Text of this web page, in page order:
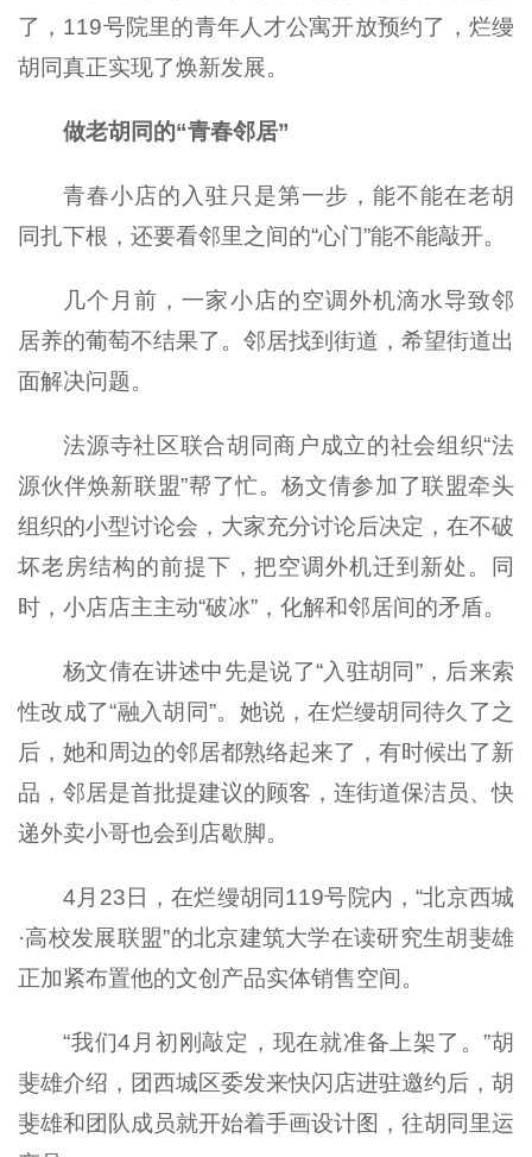
了，119号院里的青年人才公寓开放预约了，烂缦
胡同真正实现了焕新发展。
做老胡同的“青春邻居”
青春小店的入驻只是第一步，能不能在老胡
同扎下根，还要看邻里之间的“心门”能不能敲开。
几个月前，一家小店的空调外机滴水导致邻
居养的葡萄不结果了。邻居找到街道，希望街道出
面解决问题。
法源寺社区联合胡同商户成立的社会组织“法
源伙伴焕新联盟”帮了忙。杨文倩参加了联盟牵头
组织的小型讨论会，大家充分讨论后决定，在不破
坏老房结构的前提下，把空调外机迁到新处。同
时，小店店主主动“破冰”，化解和邻居间的矛盾。
杨文倩在讲述中先是说了“入驻胡同”，后来索
性改成了“融入胡同”。她说，在烂缦胡同待久了之
后，她和周边的邻居都熟络起来了，有时候出了新
品，邻居是首批提建议的顾客，连街道保洁员、快
递外卖小哥也会到店歇脚。
4月23日，在烂缦胡同119号院内，“北京西城
·高校发展联盟”的北京建筑大学在读研究生胡斐雄
正加紧布置他的文创产品实体销售空间。
“我们4月初刚敲定，现在就准备上架了。”胡
斐雄介绍，团西城区委发来快闪店进驻邀约后，胡
斐雄和团队成员就开始着手画设计图，往胡同里运